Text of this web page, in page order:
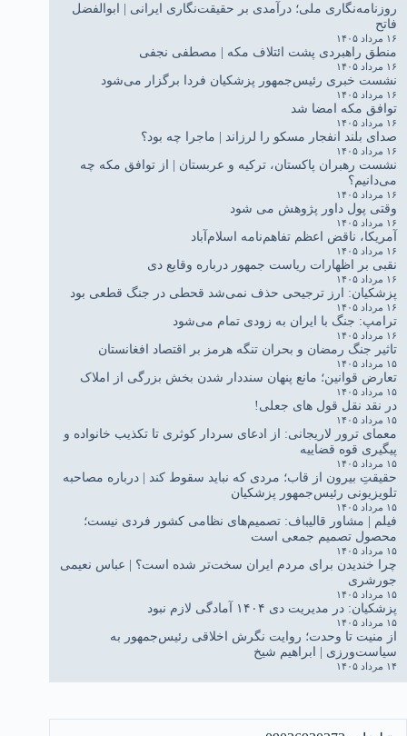
روزنامه‌نگاری ملی؛ درآمدی بر حقیقت‌نگاری ایرانی | ابوالفضل
فاتح
۱۶ مرداد ۱۴۰۵
منطق راهبردی پشت ائتلاف مکه | مصطفی نجفی
۱۶ مرداد ۱۴۰۵
نشست خبری رئیس‌جمهور پزشکیان فردا برگزار می‌شود
۱۶ مرداد ۱۴۰۵
توافق مکه امضا شد
۱۶ مرداد ۱۴۰۵
صدای بلند انفجار مسکو را لرزاند | ماجرا چه بود؟
۱۶ مرداد ۱۴۰۵
نشست رهبران پاکستان، ترکیه و عربستان | از توافق مکه چه
می‌دانیم؟
۱۶ مرداد ۱۴۰۵
وقتی پول داور پژوهش می شود
۱۶ مرداد ۱۴۰۵
آمریکا، ناقض اعظم تفاهم‌نامه اسلام‌آباد
۱۶ مرداد ۱۴۰۵
نقبی بر اظهارات ریاست جمهور درباره وقایع دی
۱۶ مرداد ۱۴۰۵
پزشکیان: ارز ترجیحی حذف نمی‌شد قحطی در جنگ قطعی بود
۱۶ مرداد ۱۴۰۵
ترامپ: جنگ با ایران به زودی تمام می‌شود
۱۶ مرداد ۱۴۰۵
تاثیر جنگ رمضان و بحران تنگه هرمز بر اقتصاد افغانستان
۱۵ مرداد ۱۴۰۵
تعارض قوانین؛ مانع پنهان سنددار شدن بخش بزرگی از املاک
۱۵ مرداد ۱۴۰۵
در نقد نقل قول های جعلی!
۱۵ مرداد ۱۴۰۵
معمای ترور لاریجانی: از ادعای سردار کوثری تا تکذیب خانواده و
پیگیری قوه قضاییه
۱۵ مرداد ۱۴۰۵
حقیقتِ بیرون از قاب؛ مردی که نباید سقوط کند | درباره مصاحبه
تلویزیونی رئیس‌جمهور پزشکیان
۱۵ مرداد ۱۴۰۵
فیلم | مشاور قالیباف: تصمیم‌های نظامی کشور فردی نیست؛
محصول تصمیم جمعی است
۱۵ مرداد ۱۴۰۵
چرا خندیدن برای مردم ایران سخت‌تر شده است؟ | عباس نعیمی
جورشری
۱۵ مرداد ۱۴۰۵
پزشکیان: در مدیریت دی ۱۴۰۴ آمادگی لازم نبود
۱۵ مرداد ۱۴۰۵
از منیت تا وحدت؛ روایت نگرش اخلاقی رئیس‌جمهور به
سیاست‌ورزی | ابراهیم شیخ
۱۴ مرداد ۱۴۰۵